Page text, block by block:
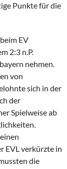
Punkte für die
EV
2:3 n.P.
nehmen.
von
sich in der
der
Spielweise ab
EVL verkürzte in
die